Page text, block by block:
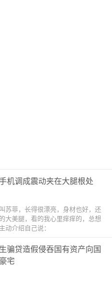
机调成震动夹在大腿根处
苏菲，长得很漂亮，身材也好，还
大美腿，看的我心里痒痒的，总想
动介绍自己说：
骗贷造假侵吞国有资产向国
宅